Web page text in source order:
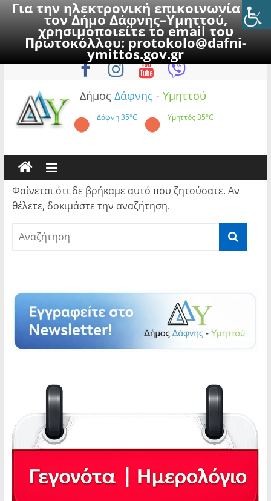
Για την ηλεκτρονική επικοινωνία με
τον Δήμο Δάφνης–Υμηττού,
χρησιμοποιείτε το email του
Πρωτοκόλλου:protokolo@dafni-
ymittos.gov.gr
to
Σάββατο, 8 Αυγούστου 2026
Δήμος Δάφνης - Υμηττού
Δάφνη35°C Υμηττός35°C
Φαίνεται ότι δε βρήκαμε αυτό που ζητούσατε. Αν
θέλετε, δοκιμάστε την αναζήτηση.